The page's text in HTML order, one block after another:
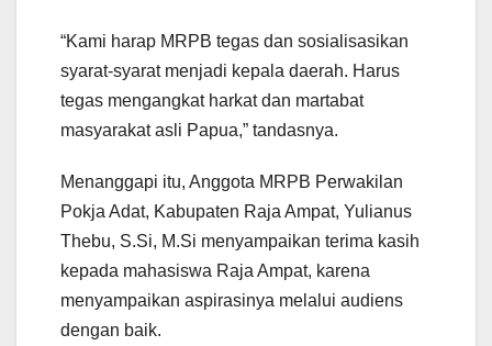
“Kami harap MRPB tegas dan sosialisasikan
syarat-syarat menjadi kepala daerah. Harus
tegas mengangkat harkat dan martabat
masyarakat asli Papua,” tandasnya.
Menanggapi itu, Anggota MRPB Perwakilan
Pokja Adat, Kabupaten Raja Ampat, Yulianus
Thebu, S.Si, M.Si menyampaikan terima kasih
kepada mahasiswa Raja Ampat, karena
menyampaikan aspirasinya melalui audiens
dengan baik.